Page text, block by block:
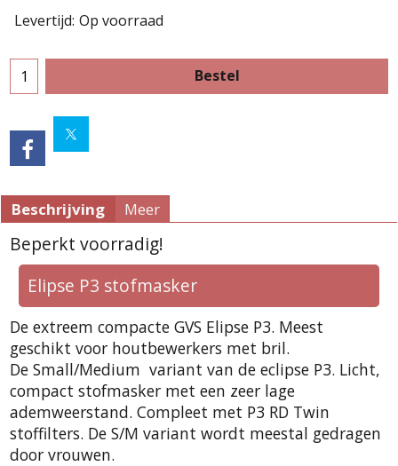
Levertijd: Op voorraad
Bestel
Beschrijving Meer
Beperkt voorradig!
Elipse P3 stofmasker
De extreem compacte GVS Elipse P3. Meest
geschikt voor houtbewerkers met bril.
De Small/Medium variant van de eclipse P3. Licht,
compact stofmasker met een zeer lage
ademweerstand. Compleet met P3 RD Twin
stoffilters. De S/M variant wordt meestal gedragen
door vrouwen.